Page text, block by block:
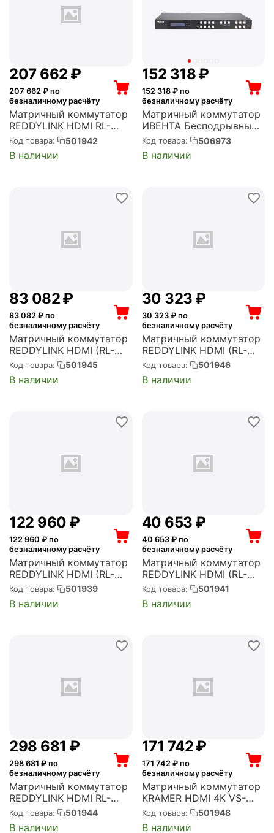
207 662 ₽
207 662 ₽ по
безналичному расчёту
Матричный коммутатор
REDDYLINK HDMI RL-
MX44 seamless
(бесшовный) (RL-MX44S)
Код товара: 501942
В наличии
152 318₽
152 318₽ по
безналичному расчёту
Матричный коммутатор
ИВЕНТА Бесподрывный
с функцией
мультивьювер (БВК44М)
Код товара: 506973
В наличии
83 082₽
83 082 ₽ по
безналичному расчёту
Матричный коммутатор
REDDYLINK HDMI (RL-
MXM44)
Код товара: 501945
В наличии
30 323 ₽
30 323₽ по
безналичному расчёту
Матричный коммутатор
REDDYLINK HDMI (RL-
MXM44H)
Код товара: 501946
В наличии
122 960 ₽
122 960 ₽ по
безналичному расчёту
Матричный коммутатор
REDDYLINK HDMI (RL-
MX1616)
Код товара: 501939
В наличии
40 653 ₽
40 653₽ по
безналичному расчёту
Матричный коммутатор
REDDYLINK HDMI (RL-
MX44)
Код товара: 501941
В наличии
298 681 ₽
298 681 ₽ по
безналичному расчёту
Матричный коммутатор
REDDYLINK HDMI RL-
MX88 seamless
(бесшовный) (RL-MX88S)
Код товара: 501944
В наличии
171 742₽
171 742 ₽ по
безналичному расчёту
Матричный коммутатор
KRAMER HDMI 4К VS-
42H2 (20-00018290)
Код товара: 501948
В наличии